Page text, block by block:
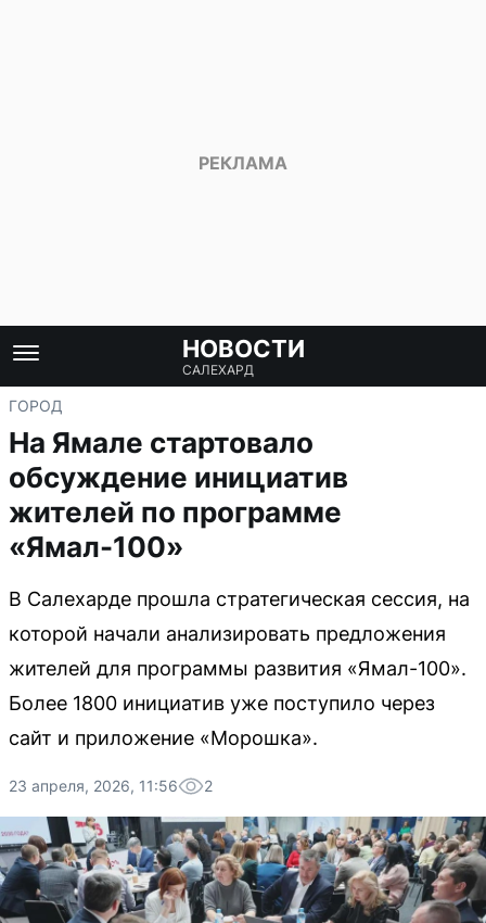
НОВОСТИ
САЛЕХАРД
ГОРОД
На Ямале стартовало
обсуждение инициатив
жителей по программе
«Ямал-100»
В Салехарде прошла стратегическая сессия, на
которой начали анализировать предложения
жителей для программы развития «Ямал-100».
Более 1800 инициатив уже поступило через
сайт и приложение «Морошка».
23 апреля, 2026, 11:56 2